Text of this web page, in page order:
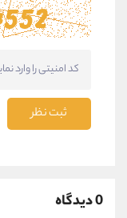
ثبت نظر
0 دیدگاه